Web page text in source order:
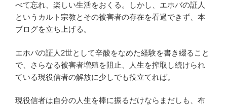
べて忘れ、楽しい生活をおくる。しかし、エホバの証人
というカルト宗教とその被害者の存在を看過できず、本
ブログを立ち上げる。
エホバの証人2世として辛酸をなめた経験を書き綴ること
で、さらなる被害者増殖を阻止、人生を搾取し続けられ
ている現役信者の解放に少しでも役立てれば。
現役信者は自分の人生を棒に振るだけならまだしも、布